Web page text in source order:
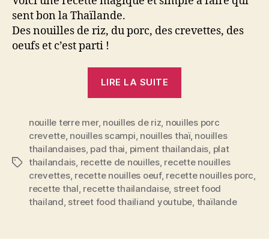
sent bon la Thaïlande.
Des nouilles de riz, du porc, des crevettes, des
oeufs et c’est parti !
LIRE LA SUITE
les
nouilles
de
riz
thaïlandaises »
Étiquettes
nouille terre mer, nouilles de riz nouilles porc
crevette, nouilles scampi nouilles thaï, nouilles
thailandaises, pad thai piment thailandais plat
thailandais recette de nouilles, recette nouilles
crevettes, recette nouilles oeuf, recette nouilles porc
recette thaI recette thailandaise, street food
thailand street food thailiand youtube thaïlande